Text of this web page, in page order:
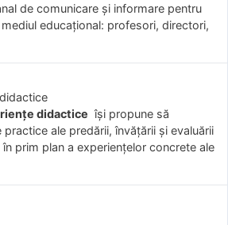
de comunicare și informare pentru
educațional: profesori, directori,
didactice îşi propune să
ale predării, învăţării şi evaluării
prim plan a experienţelor concrete ale